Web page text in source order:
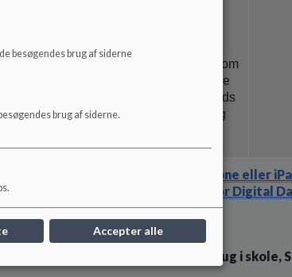
foreneligt med Ny
Hollænderskolens målsætning om
at tilbyde gode rammer for sunde
og trygge fællesskaber med plads
til nærvær, relationsdannelse og
af apps og skærmtid: (iPhone eller
på spil – Center for Digital
10 anbefalinger om skærmbrug i skole,
besøgendes brug af siderne
brug af siderne.
Accepter alle